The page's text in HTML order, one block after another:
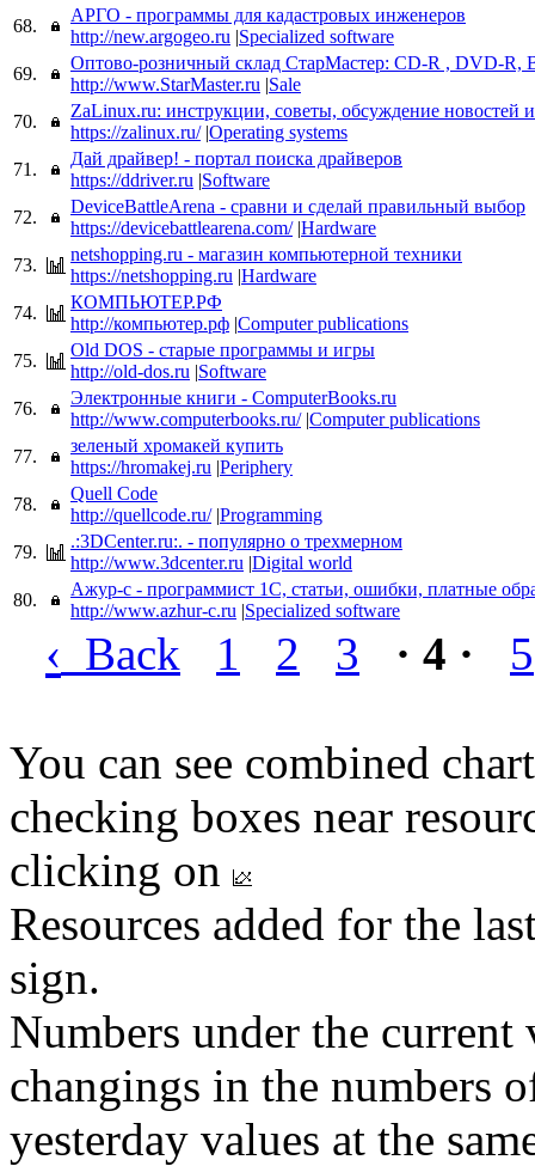
68.
АРГО - программы для кадастровых инженеров
http://new.argogeo.ru |Specialized software
69.
Оптово-розничный склад СтарМастер: CD-R , DVD-R,
http://www.StarMaster.ru |Sale
70.
ZaLinux.ru: инструкции, советы, обсуждение новостей
https://zalinux.ru/ |Operating systems
71.
Дай драйвер! - портал поиска драйверов
https://ddriver.ru |Software
72.
DeviceBattleArena - сравни и сделай правильный выбор
https://devicebattlearena.com/ |Hardware
73.
netshopping.ru - магазин компьютерной техники
https://netshopping.ru |Hardware
74.
КОМПЬЮТЕР.РФ
http://компьютер.рф |Computer publications
75.
Old DOS - старые программы и игры
http://old-dos.ru |Software
76.
Электронные книги - ComputerBooks.ru
http://www.computerbooks.ru/ |Computer publications
77.
зеленый хромакей купить
https://hromakej.ru |Periphery
78.
Quell Code
http://quellcode.ru/ |Programming
79.
.:3DCenter.ru:. - популярно о трехмерном
http://www.3dcenter.ru |Digital world
80.
Ажур-с - программист 1С, статьи, ошибки, платные
http://www.azhur-c.ru |Specialized software
‹ Back 1 2 3 · 4 · 5
You can see combined
checking boxes near
clicking on
Resources added for the
sign.
Numbers under the
changings in the numbers
yesterday values at the